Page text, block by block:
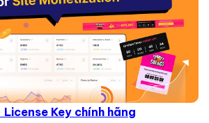
Key chính hãng